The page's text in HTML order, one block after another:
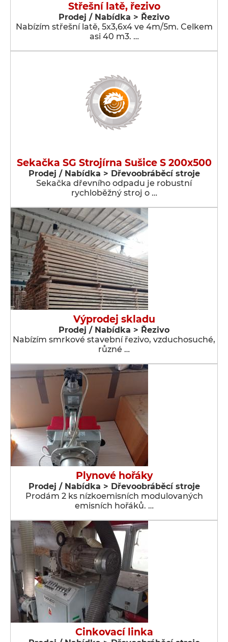
Střešní latě, řezivo
Prodej / Nabídka > Řezivo
Nabízím střešní latě, 5x3,6x4 ve 4m/5m. Celkem
asi 40 m3. …
Sekačka SG Strojírna Sušice S 200x500
Prodej / Nabídka > Dřevoobráběcí stroje
Sekačka dřevního odpadu je robustní
rychloběžný stroj o …
Výprodej skladu
Prodej / Nabídka > Řezivo
Nabízím smrkové stavební řezivo, vzduchosuché,
různé …
Plynové hořáky
Prodej / Nabídka > Dřevoobráběcí stroje
Prodám 2 ks nízkoemisních modulovaných
emisních hořáků. …
Cinkovací linka